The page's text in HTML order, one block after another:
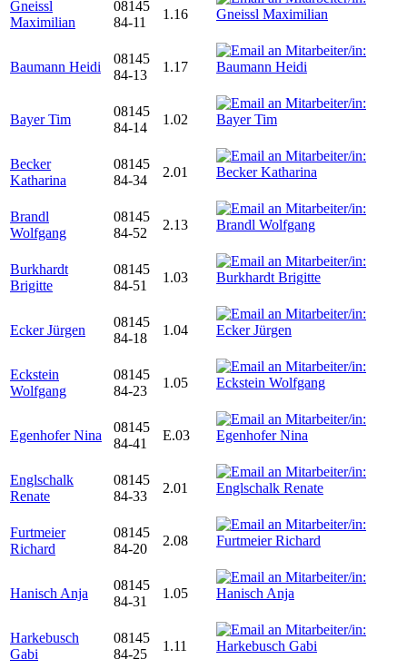
Gneissl
Maximilian
08145
84-11
1.16
Baumann Heidi
08145
84-13
1.17
Bayer Tim
08145
84-14
1.02
Becker
Katharina
08145
84-34
2.01
Brandl
Wolfgang
08145
84-52
2.13
Burkhardt
Brigitte
08145
84-51
1.03
Ecker Jürgen
08145
84-18
1.04
Eckstein
Wolfgang
08145
84-23
1.05
Egenhofer Nina
08145
84-41
E.03
Englschalk
Renate
08145
84-33
2.01
Furtmeier
Richard
08145
84-20
2.08
Hanisch Anja
08145
84-31
1.05
Harkebusch
Gabi
08145
84-25
1.11